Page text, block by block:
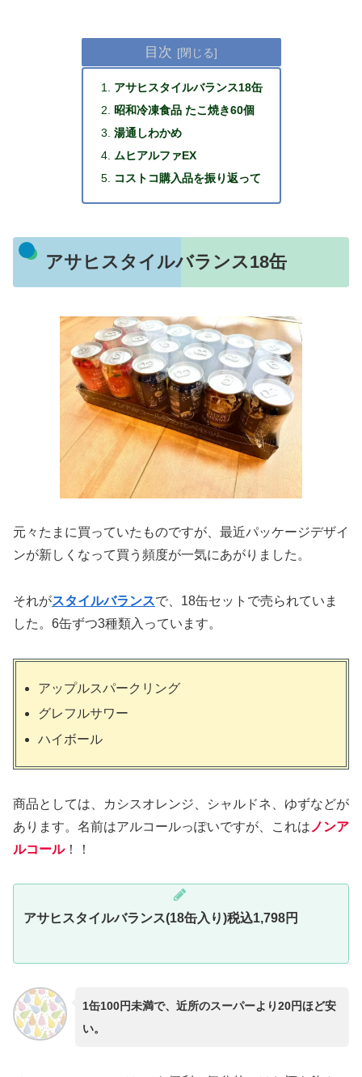
目次
アサヒスタイルバランス18缶
昭和冷凍食品 たこ焼き60個
湯通しわかめ
ムヒアルファEX
コストコ購入品を振り返って
アサヒスタイルバランス18缶
元々たまに買っていたものですが、最近パッケージデザイ
ンが新しくなって買う頻度が一気にあがりました。
それがスタイルバランスで、18缶セットで売られていま
した。6缶ずつ3種類入っています。
アップルスパークリング
グレフルサワー
ハイボール
商品としては、カシスオレンジ、シャルドネ、ゆずなどが
あります。名前はアルコールっぽいですが、これは ノンア
ルコール！！
アサヒスタイルバランス(18缶入り)税込1,798円
1缶100円未満で、近所のスーパーより20円ほど安
い。